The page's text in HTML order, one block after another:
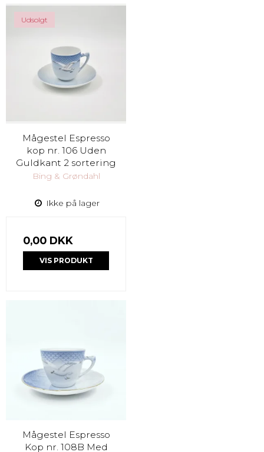
Udsolgt
Mågestel Espresso
kop nr. 106 Uden
Guldkant 2 sortering
Bing & Grøndahl
Ikke på lager
0,00 DKK
VIS PRODUKT
Mågestel Espresso
Kop nr. 108B Med